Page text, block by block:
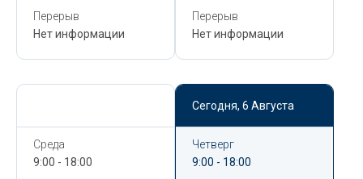
Перерыв
Нет информации
Перерыв
Нет информации
Среда
9:00 - 18:00
Сегодня, 6 Августа
Четверг
9:00 - 18:00